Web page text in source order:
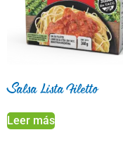
Salsa Lista Filetto
Leer más